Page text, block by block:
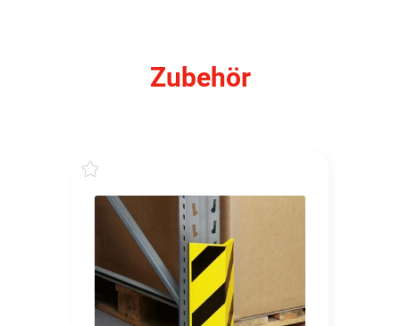
Zubehör